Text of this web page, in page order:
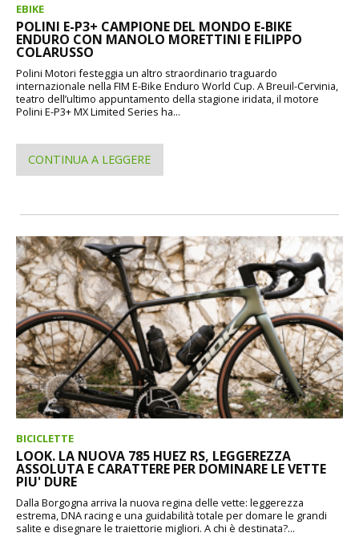
EBIKE
POLINI E-P3+ CAMPIONE DEL MONDO E-BIKE
ENDURO CON MANOLO MORETTINI E FILIPPO
COLARUSSO
Polini Motori festeggia un altro straordinario traguardo
internazionale nella FIM E-Bike Enduro World Cup. A Breuil-Cervinia,
teatro dell’ultimo appuntamento della stagione iridata, il motore
Polini E-P3+ MX Limited Series ha...
CONTINUA A LEGGERE
BICICLETTE
LOOK. LA NUOVA 785 HUEZ RS, LEGGEREZZA
ASSOLUTA E CARATTERE PER DOMINARE LE VETTE
PIU' DURE
Dalla Borgogna arriva la nuova regina delle vette: leggerezza
estrema, DNA racing e una guidabilità totale per domare le grandi
salite e disegnare le traiettorie migliori. A chi è destinata?...